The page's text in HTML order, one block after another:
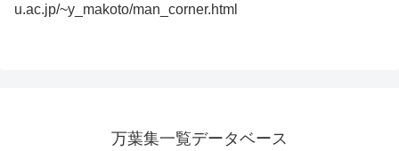
u.ac.jp/~y_makoto/man_corner.html
万葉集一覧データベース